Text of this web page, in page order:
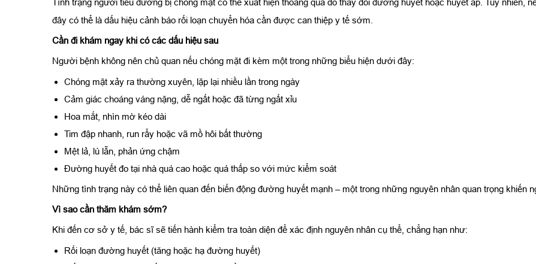
đây có thể là dấu hiệu cảnh báo rối loạn chuyển hóa cần được can thiệp y tế sớm.
Cần đi khám ngay khi có các dấu hiệu sau
Người bệnh không nên chủ quan nếu chóng mặt đi kèm một trong những biểu hiện dưới đây:
Chóng mặt xảy ra thường xuyên, lặp lại nhiều lần trong ngày
Cảm giác choáng váng nặng, dễ ngất hoặc đã từng ngất xỉu
Hoa mắt, nhìn mờ kéo dài
Tim đập nhanh, run rẩy hoặc vã mồ hôi bất thường
Mệt lả, lú lẫn, phản ứng chậm
Đường huyết đo tại nhà quá cao hoặc quá thấp so với mức kiểm soát
Những tình trạng này có thể liên quan đến biến động đường huyết mạnh – một trong những nguyên nhân quan trọng khiến
Vì sao cần thăm khám sớm?
Khi đến cơ sở y tế, bác sĩ sẽ tiến hành kiểm tra toàn diện để xác định nguyên nhân cụ thể, chẳng hạn như:
Rối loạn đường huyết (tăng hoặc hạ đường huyết)